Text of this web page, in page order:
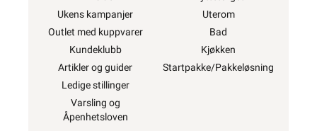
Ukens kampanjer
Outlet med kuppvarer
Kundeklubb
Artikler og guider
Ledige stillinger
Varsling og
Åpenhetsloven
Uterom
Bad
Kjøkken
Startpakke/Pakkeløsning